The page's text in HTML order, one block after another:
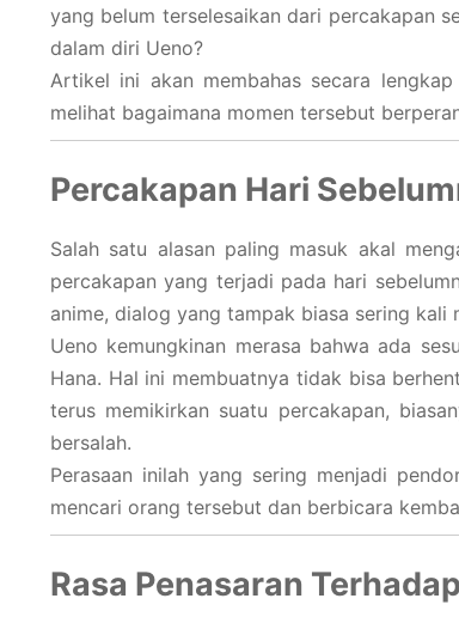
yang belum terselesaikan dari percakapan
dalam diri Ueno?
Artikel ini akan membahas secara
melihat bagaimana momen tersebut
Percakapan Hari
Salah satu alasan paling masuk akal
percakapan yang terjadi pada hari
anime, dialog yang tampak biasa sering
Ueno kemungkinan merasa bahwa ada
Hana. Hal ini membuatnya tidak bisa
terus memikirkan suatu percakapan,
bersalah.
Perasaan inilah yang sering menjadi
mencari orang tersebut dan berbicara
Rasa Penasaran